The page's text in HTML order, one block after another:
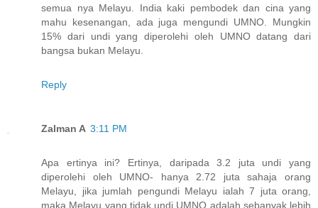
semua nya Melayu. India kaki pembodek dan cina yang
mahu kesenangan, ada juga mengundi UMNO. Mungkin
15% dari undi yang diperolehi oleh UMNO datang dari
bangsa bukan Melayu.
Reply
Zalman A 3:11 PM
Apa ertinya ini? Ertinya, daripada 3.2 juta undi yang
diperolehi oleh UMNO- hanya 2.72 juta sahaja orang
Melayu, jika jumlah pengundi Melayu ialah 7 juta orang,
maka Melayu yang tidak undi UMNO adalah sebanyak lebih